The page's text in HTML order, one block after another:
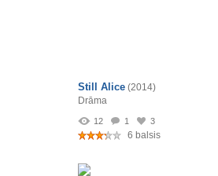
Still Alice (2014)
Drāma
12 1 3
6 balsis